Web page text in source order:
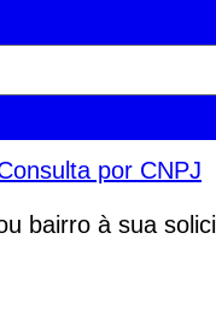
por CNPJ
bairro à sua